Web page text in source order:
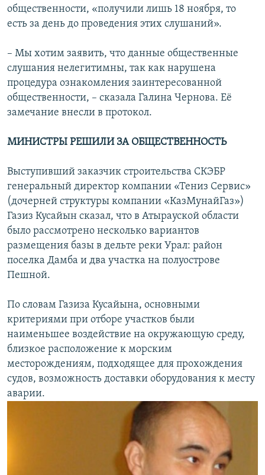
общественности, «получили лишь 18 ноября, то
есть за день до проведения этих слушаний».
– Мы хотим заявить, что данные общественные
слушания нелегитимны, так как нарушена
процедура ознакомления заинтересованной
общественности, – сказала Галина Чернова. Её
замечание внесли в протокол.
МИНИСТРЫ РЕШИЛИ ЗА ОБЩЕСТВЕННОСТЬ
Выступивший заказчик строительства СКЭБР
генеральный директор компании «Тениз Сервис»
(дочерней структуры компании «КазМунайГаз»)
Газиз Кусайын сказал, что в Атырауской области
было рассмотрено несколько вариантов
размещения базы в дельте реки Урал: район
поселка Дамба и два участка на полуострове
Пешной.
По словам Газиза Кусайына, основными
критериями при отборе участков были
наименьшее воздействие на окружающую среду,
близкое расположение к морским
месторождениям, подходящее для прохождения
судов, возможность доставки оборудования к месту
аварии.